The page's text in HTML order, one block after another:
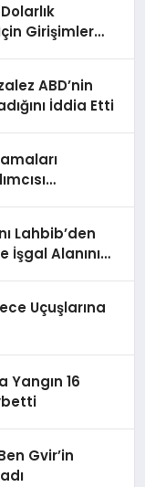
Girişimler
ABD’nin
İddia Etti
Lahbib’den
İşgal Alanını
Uçuşlarına
Yangın 16
Gvir’in